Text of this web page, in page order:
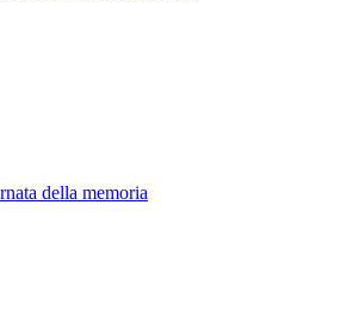
della memoria